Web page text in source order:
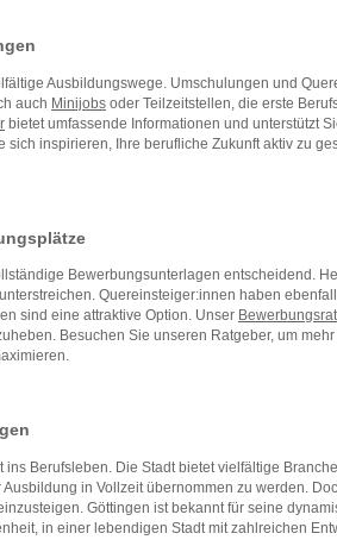
Ausbildungswege. Umschulungen und
auch Minijobs oder Teilzeitstellen, die erste
bietet umfassende Informationen und unterstützt
inspirieren, Ihre berufliche Zukunft aktiv zu
Bewerbungsunterlagen entscheidend.
Quereinsteiger:innen haben
sind eine attraktive Option. Unser
Besuchen Sie unseren Ratgeber, um
Berufsleben. Die Stadt bietet vielfältige
in Vollzeit übernommen zu werden.
Göttingen ist bekannt für seine
in einer lebendigen Stadt mit zahlreichen